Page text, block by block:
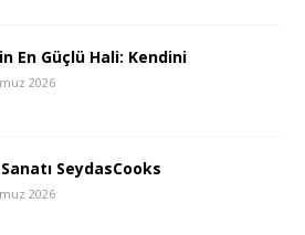
En Güçlü Hali: Kendini
2026
SeydasCooks
2026